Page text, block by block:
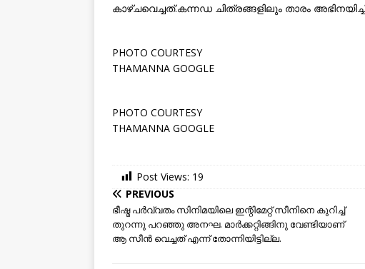
കാഴ്ചവെച്ചത്.കന്നഡ ചിത്രങ്ങളിലും താരം
PHOTO COURTESY
THAMANNA GOOGLE
PHOTO COURTESY
THAMANNA GOOGLE
Post Views: 19
PREVIOUS
ഭീഷ്മ പർവ്വതം സിനിമയിലെ ഇന്റിമേറ്റ് സീനിനെ കുറിച്ച്
തുറന്നു പറഞ്ഞു അനഘ. മാർക്കറ്റിങ്ങിനു വേണ്ടിയാണ്
ആ സീൻ വെച്ചത് എന്ന് തോന്നിയിട്ടില്ല.